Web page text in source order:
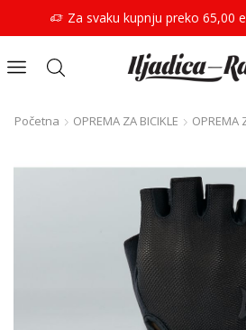
Za svaku kupnju preko 65,00
Početna OPREMA ZA BICIKLE OPREMA